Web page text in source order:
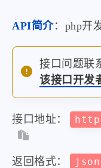
API简介：php开
接口问题联
该接口开发
接口地址：
返回格式： json